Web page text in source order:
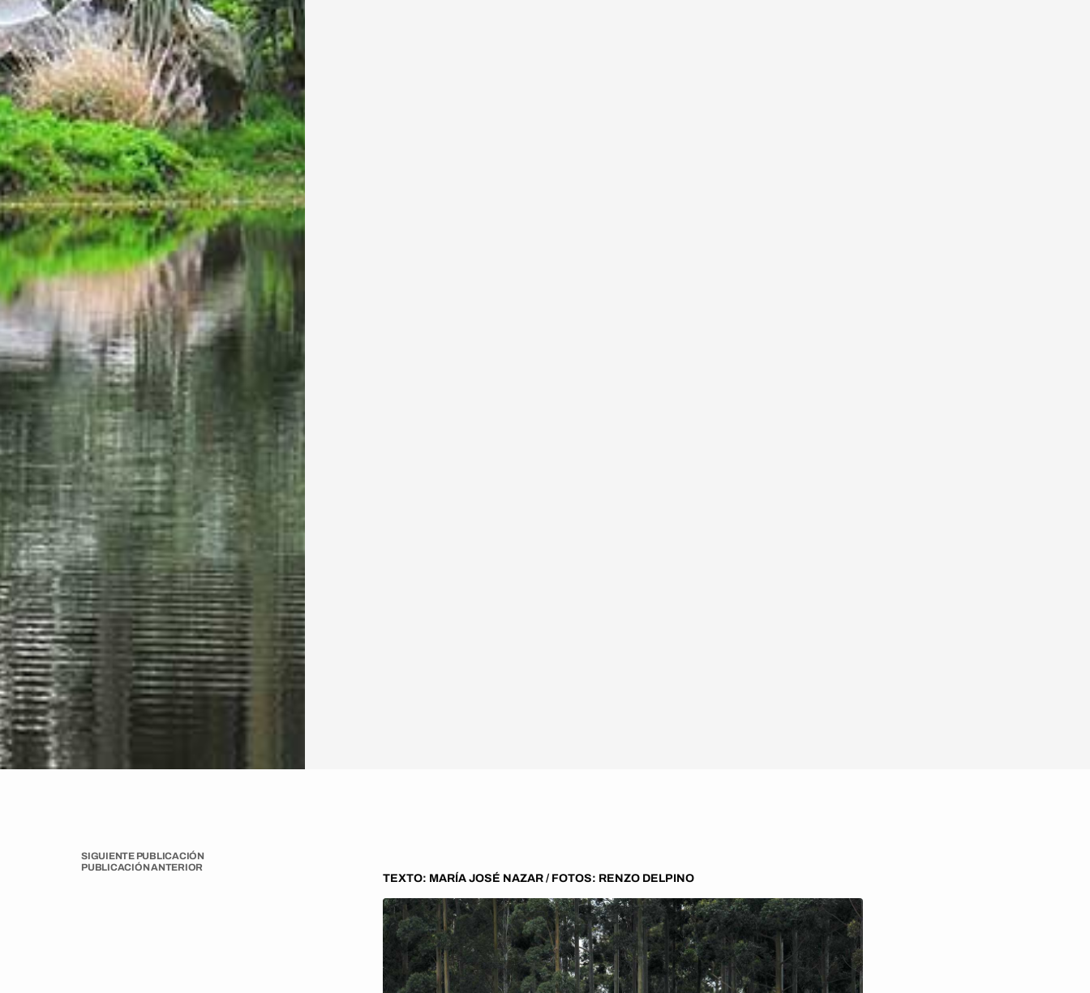
SIGUIENTE PUBLICACIÓN
PUBLICACIÓN ANTERIOR
TEXTO: MARÍA JOSÉ NAZAR / FOTOS: RENZO DELPINO